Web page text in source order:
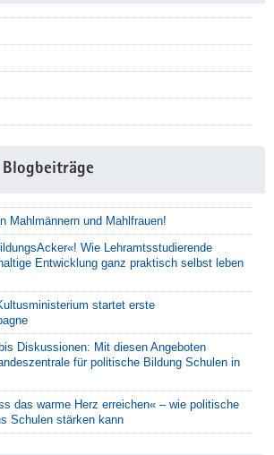
Mahlmännern und Mahlfrauen!
Wie Lehramtsstudierende
Entwicklung ganz praktisch selbst leben
startet erste
Diskussionen: Mit diesen Angeboten
für politische Bildung Schulen in
das warme Herz erreichen« – wie politische
Schulen stärken kann